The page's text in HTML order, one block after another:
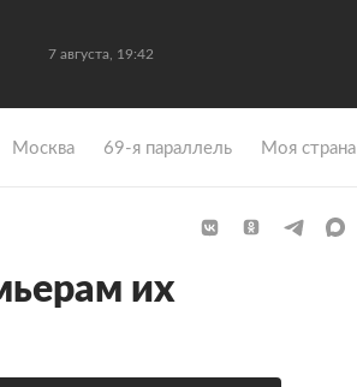
7 августа, 19:42
Москва 69-я параллель Моя страна
их